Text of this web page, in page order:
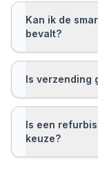
Kan ik de
bevalt?
Is verzending
Is een
keuze?